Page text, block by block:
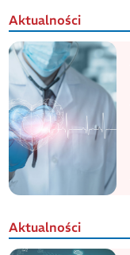
Aktualności
Aktualności